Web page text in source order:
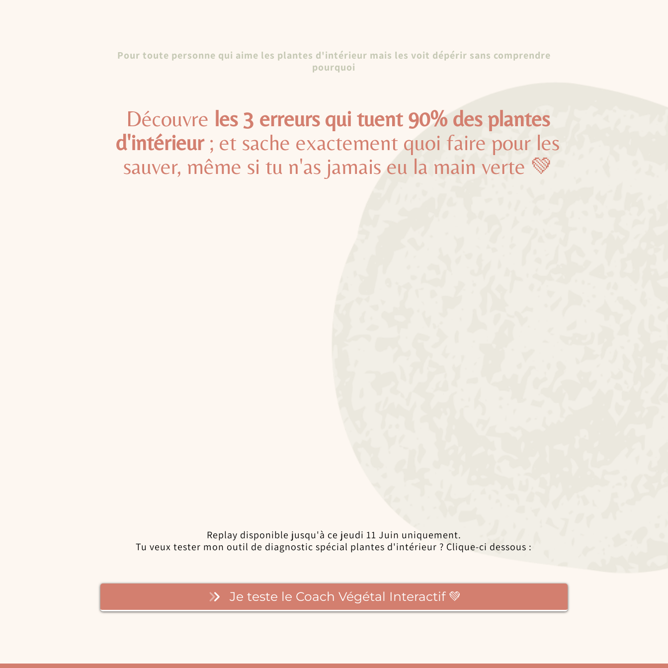
Pour toute personne qui aime les plantes d'intérieur mais les voit dépérir sans comprendre
pourquoi
Découvre les 3 erreurs qui tuent 90% des plantes
d'intérieur; et sache exactement quoi faire pour les
sauver, même si tu n'as jamais eu la main verte 💚
Replay disponible jusqu'à ce jeudi 11 Juin uniquement.
Tu veux tester mon outil de diagnostic spécial plantes d'intérieur ? Clique-ci dessous :
Je teste le Coach Végétal Interactif 💚